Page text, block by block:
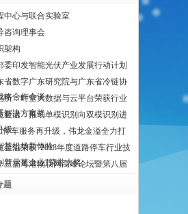
中心与联合实验室
咨询理事会
架构
委印发智能光伏产业发展行动计划
省数字广东研究院与广东省冷链协
略合作会谈
所：时空大数据与云平台荣获行业
解决方案奖
金溢：推动单模识别向双模识别进
级
停车服务再升级，伟龙金溢全力打
慧机场新体验
金溢荣获"2018年度道路停车行业技
新示范企业"荣誉大奖
三届粤港物联网高峰论坛暨第八届
物联网大奖颁奖典礼在广州举行
题